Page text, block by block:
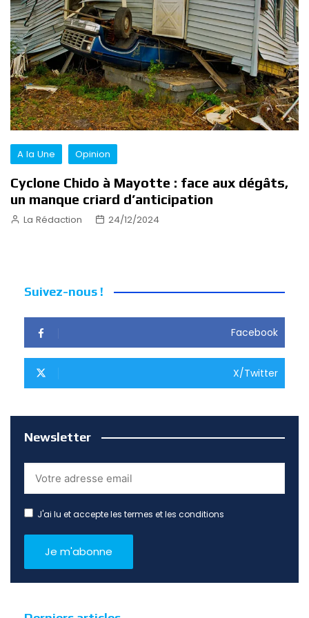
A la Une Opinion
Cyclone Chido à Mayotte : face aux dégâts,
un manque criard d’anticipation
La Rédaction 24/12/2024
Suivez-nous !
Facebook
X/Twitter
Newsletter
J'ai lu et accepte les termes et les conditions